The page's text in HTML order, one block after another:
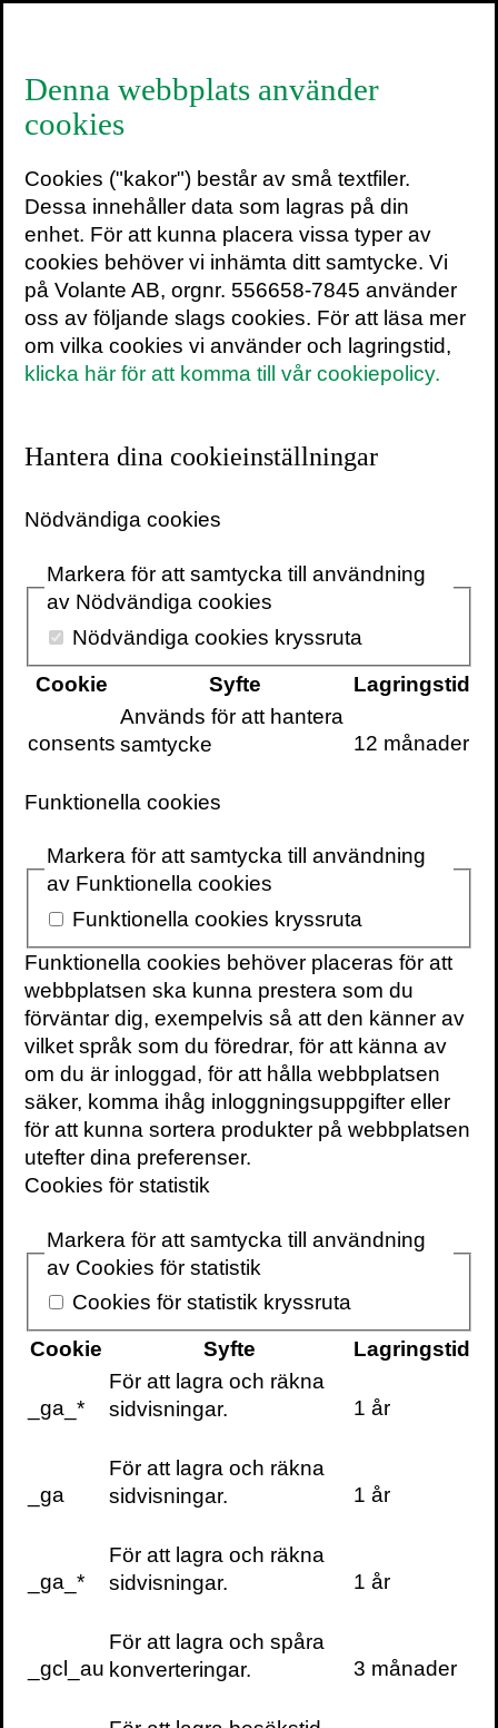
Gensaxen och människans makt över
evolutionen
avJENNIFER DOUDNA&SAMUEL
STERNBERG
Forskningen bakom Nobelpriset i kemi
2020.
läsning”Venki Ramakrishnan, ordförande
för The Royal Society och tidigare
också ödelägga dem.
Inte sedan atomkraften har en ny teknologi
haft så oöverskådliga konsekvenser att
upphovsmännen känt sig tvungna att
varna för sin upptäckt. I den här välskrivna
vetenskapliga thrillern får vi följa
efter den stora upptäckten, en jakt som
kunnat ana.
Resultatet: gensaxen CRISPR, som gör
det möjligt att redigera biologisk arvsmassa
nästan lika enkelt som att klippa och klistra
i en text. Tekniken kan komma att
användas för att stoppa hiv, bota vissa
cancersorter och förebygga genetiska
sjukdomar. Men också för att tillföra nya,
ärftliga egenskaper hos människan — en
möjlighet som leder till oerhörda etiska
utmaningar.
Doudna, som tilldelades Nobelpriset i kemi
2020 tillsammans med Emmanuelle
Charpentier, berättar iSprickan i
skapelsentillsammans med Samuel
Sternberg om en av den moderna
vetenskapens största upptäckter.
Doudna och Charpentier här.
Läs mer om hur det känns att öppna för en
Läs mer om Doudnas första möte med
Charpentier här
Denna webbplats använder
cookies
Cookies ("kakor") består av små textfiler.
Dessa innehåller data som lagras på din
enhet. För att kunna placera vissa typer av
cookies behöver vi inhämta ditt samtycke. Vi
på Volante AB, orgnr. 556658-7845 använder
oss av följande slags cookies. För att läsa mer
om vilka cookies vi använder och lagringstid,
klicka här för att komma till vår cookiepolicy.
Hantera dina cookieinställningar
Nödvändiga cookies
Markera för att samtycka till användning
av Nödvändiga cookies
Nödvändiga cookies kryssruta
Cookie
Syfte Lagringstid
consents
Används för att hantera
samtycke
12 månader
Funktionella cookies
Markera för att samtycka till användning
av Funktionella cookies
Funktionella cookies kryssruta
Funktionella cookies behöver placeras för att
webbplatsen ska kunna prestera som du
förväntar dig, exempelvis så att den känner av
vilket språk som du föredrar, för att känna av
om du är inloggad, för att hålla webbplatsen
säker, komma ihåg inloggningsuppgifter eller
för att kunna sortera produkter på webbplatsen
utefter dina preferenser.
Cookies för statistik
Markera för att samtycka till användning
av Cookies för statistik
Cookies för statistik kryssruta
Cookie
Syfte Lagringstid
_ga_*
För att lagra och räkna
sidvisningar.
1 år
_ga
För att lagra och räkna
sidvisningar.
1 år
_ga_*
För att lagra och räkna
sidvisningar.
1 år
_gcl_au
För att lagra och spåra
konverteringar.
3 månader